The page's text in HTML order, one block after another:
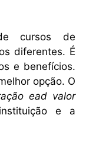
cursos de
diferentes. É
e benefícios.
opção. O
ead valor
e a